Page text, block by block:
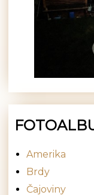
Amerika
Brdy
Čajoviny